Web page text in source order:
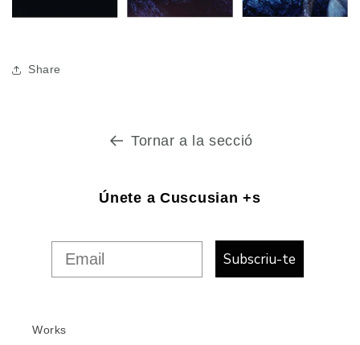
Share
Tornar a la secció
Únete a Cuscusian +s
Subscriu-te
Works